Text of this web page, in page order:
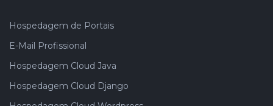
Hospedagem de Portais
E-Mail Profissional
Hospedagem Cloud Java
Hospedagem Cloud Django